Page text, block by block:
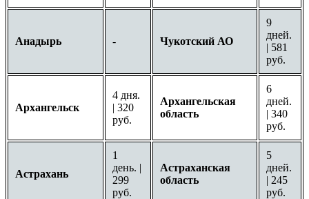
Анадырь - Чукотский АО
9
дней.
| 581
руб.
Архангельск
4 дня.
| 320
руб.
Архангельская
область
6
дней.
| 340
руб.
Астрахань
1
день. |
299
руб.
Астраханская
область
5
дней.
| 245
руб.